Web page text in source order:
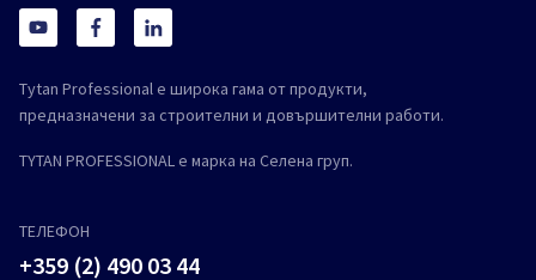
Tytan Professional е широка гама от продукти,
предназначени за строителни и довършителни работи.
TYTAN PROFESSIONAL е марка на Селена груп.
ТЕЛЕФОН
+359 (2) 490 03 44